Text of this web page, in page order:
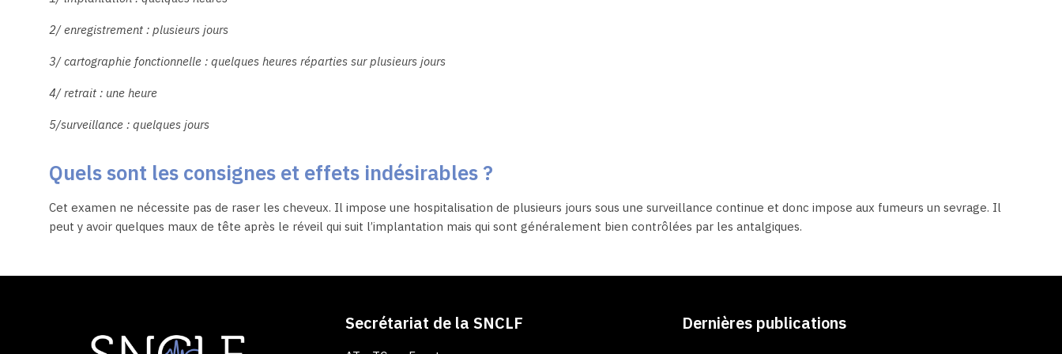
2/ enregistrement : plusieurs jours
3/ cartographie fonctionnelle : quelques heures réparties sur plusieurs jours
4/ retrait : une heure
5/surveillance : quelques jours
Quels sont les consignes et effets indésirables ?
Cet examen ne nécessite pas de raser les cheveux. Il impose une hospitalisation de plusieurs jours sous une surveillance continue et donc impose aux fumeurs un sevrage. Il
peut y avoir quelques maux de tête après le réveil qui suit l’implantation mais qui sont généralement bien contrôlées par les antalgiques.
Secrétariat de la SNCLF Dernières publications